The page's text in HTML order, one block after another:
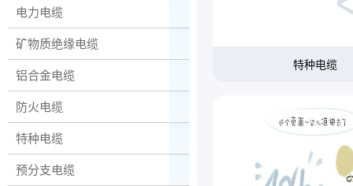
电力电缆
矿物质绝缘电缆
铝合金电缆
防火电缆
特种电缆
预分支电缆
特种电缆